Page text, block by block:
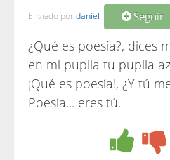
Enviado por daniel Seguir
¿Qué es poesía?, dices
en mi pupila tu pupila
¡Qué es poesía!, ¿Y tú
Poesía... eres tú.